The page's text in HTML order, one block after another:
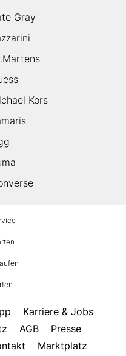
Gray
Kors
Karriere & Jobs
AGB
Presse
Marktplatz